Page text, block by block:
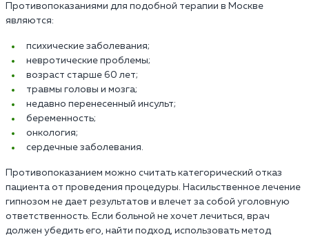
Противопоказаниями для подобной терапии в Москве
являются:
психические заболевания;
невротические проблемы;
возраст старше 60 лет;
травмы головы и мозга;
недавно перенесенный инсульт;
беременность;
онкология;
сердечные заболевания.
Противопоказанием можно считать категорический отказ
пациента от проведения процедуры. Насильственное лечение
гипнозом не дает результатов и влечет за собой уголовную
ответственность. Если больной не хочет лечиться, врач
должен убедить его, найти подход, использовать метод